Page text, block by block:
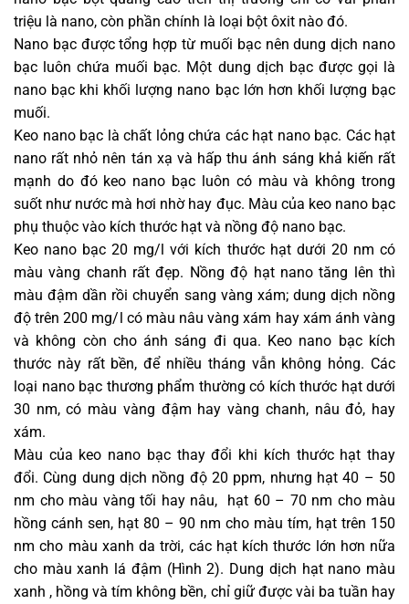
triệu là nano, còn phần chính là loại bột ôxit nào đó.
Nano bạc được tổng hợp từ muối bạc nên dung dịch nano
bạc luôn chứa muối bạc. Một dung dịch bạc được gọi là
nano bạc khi khối lượng nano bạc lớn hơn khối lượng bạc
muối.
Keo nano bạc là chất lỏng chứa các hạt nano bạc. Các hạt
nano rất nhỏ nên tán xạ và hấp thu ánh sáng khả kiến rất
mạnh do đó keo nano bạc luôn có màu và không trong
suốt như nước mà hơi nhờ hay đục. Màu của keo nano bạc
phụ thuộc vào kích thước hạt và nồng độ nano bạc.
Keo nano bạc 20 mg/l với kích thước hạt dưới 20 nm có
màu vàng chanh rất đẹp. Nồng độ hạt nano tăng lên thì
màu đậm dần rồi chuyển sang vàng xám; dung dịch nồng
độ trên 200 mg/l có màu nâu vàng xám hay xám ánh vàng
và không còn cho ánh sáng đi qua. Keo nano bạc kích
thước này rất bền, để nhiều tháng vẫn không hỏng. Các
loại nano bạc thương phẩm thường có kích thước hạt dưới
30 nm, có màu vàng đậm hay vàng chanh, nâu đỏ, hay
xám.
Màu của keo nano bạc thay đổi khi kích thước hạt thay
đổi. Cùng dung dịch nồng độ 20 ppm, nhưng hạt 40 – 50
nm cho màu vàng tối hay nâu, hạt 60 – 70 nm cho màu
hồng cánh sen, hạt 80 – 90 nm cho màu tím, hạt trên 150
nm cho màu xanh da trời, các hạt kích thước lớn hơn nữa
cho màu xanh lá đậm (Hình 2). Dung dịch hạt nano màu
xanh , hồng và tím không bền, chỉ giữ được vài ba tuần hay